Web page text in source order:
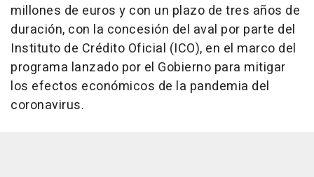
millones de euros y con un plazo de tres años de
duración, con la concesión del aval por parte del
Instituto de Crédito Oficial (ICO), en el marco del
programa lanzado por el Gobierno para mitigar
los efectos económicos de la pandemia del
coronavirus.